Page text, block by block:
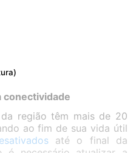
conectividade
região têm mais de 20
ao fim de sua vida útil
até o final da